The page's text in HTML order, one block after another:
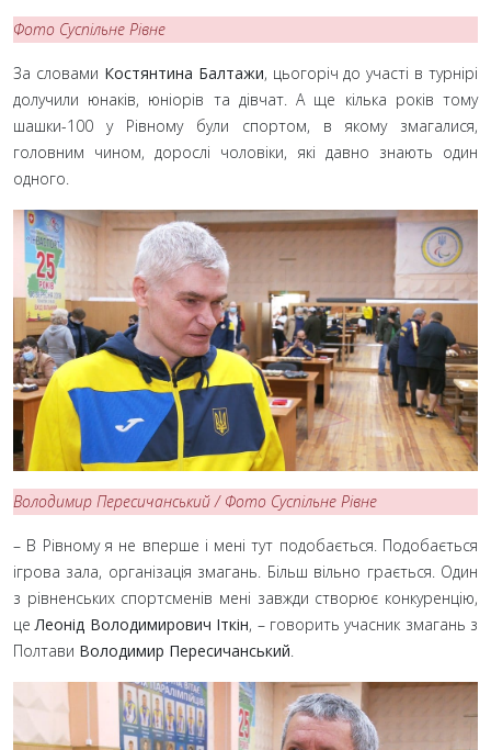
Фото Суспільне Рівне
За словами Костянтина Балтажи, цьогоріч до участі в турнірі
долучили юнаків, юніорів та дівчат. А ще кілька років тому
шашки-100 у Рівному були спортом, в якому змагалися,
головним чином, дорослі чоловіки, які давно знають один
одного.
Володимир Пересичанський / Фото Суспільне Рівне
– В Рівному я не вперше і мені тут подобається. Подобається
ігрова зала, організація змагань. Більш вільно грається. Один
з рівненських спортсменів мені завжди створює конкуренцію,
цеЛеонід Володимирович Іткін, – говорить учасник змагань з
Полтави Володимир Пересичанський.